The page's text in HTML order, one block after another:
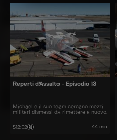
Reperti d'Assalto - Episodio 13
Michael e il suo team cercano mezzi
militari dismessi da rimettere a nuovo.
S12: E2 44 min